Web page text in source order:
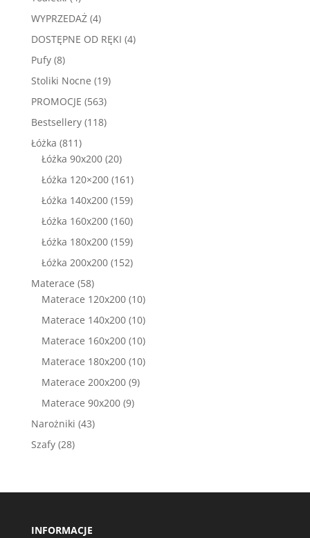
produkty
WYPRZEDAŻ 44
produkty
DOSTĘPNE OD RĘKI 44
Pufy 88
produktów
Stoliki Nocne 1919
PROMOCJE 563563
produkty
Bestsellery 118118
Łóżka 811811
produktów
Łóżka 90x200 2020
produktów
Łóżka 120×200 161161
produktów
Łóżka 140x200 159159
produktów
Łóżka 160x200 160160
produktów
Łóżka 180x200 159159
produktów
Łóżka 200x200 152152
Materace 5858
produktów
Materace 120x200 1010
produktów
Materace 140x200 1010
produktów
Materace 160x200 1010
produktów
Materace 180x200 1010
Materace 200x200 99
Materace 90x200 99
Narożniki 4343
Szafy 2828
INFORMACJE